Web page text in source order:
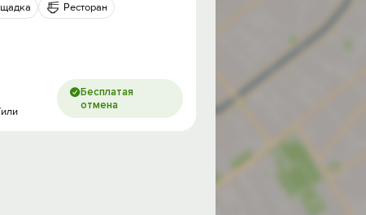
Ресторан
Бесплатая
отмена